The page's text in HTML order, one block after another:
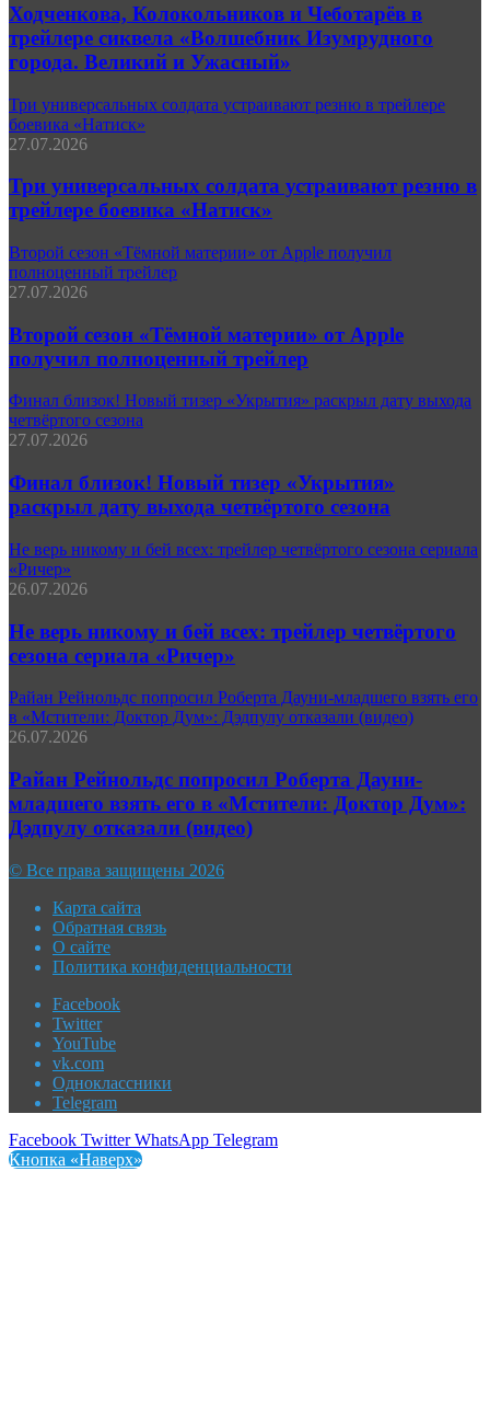
Ходченкова, Колокольников и Чеботарёв в
трейлере сиквела «Волшебник Изумрудного
города. Великий и Ужасный»
Три универсальных солдата устраивают резню в трейлере
боевика «Натиск»
27.07.2026
Три универсальных солдата устраивают резню в
трейлере боевика «Натиск»
Второй сезон «Тёмной материи» от Apple получил
полноценный трейлер
27.07.2026
Второй сезон «Тёмной материи» от Apple
получил полноценный трейлер
Финал близок! Новый тизер «Укрытия» раскрыл дату выхода
четвёртого сезона
27.07.2026
Финал близок! Новый тизер «Укрытия»
раскрыл дату выхода четвёртого сезона
Не верь никому и бей всех: трейлер четвёртого сезона сериала
«Ричер»
26.07.2026
Не верь никому и бей всех: трейлер четвёртого
сезона сериала «Ричер»
Райан Рейнольдс попросил Роберта Дауни-младшего взять его
в «Мстители: Доктор Дум»: Дэдпулу отказали (видео)
26.07.2026
Райан Рейнольдс попросил Роберта Дауни-
младшего взять его в «Мстители: Доктор Дум»:
Дэдпулу отказали (видео)
© Все права защищены 2026
Карта сайта
Обратная связь
О сайте
Политика конфиденциальности
Facebook
Twitter
YouTube
vk.com
Одноклассники
Telegram
Facebook Twitter WhatsApp Telegram
Кнопка «Наверх»